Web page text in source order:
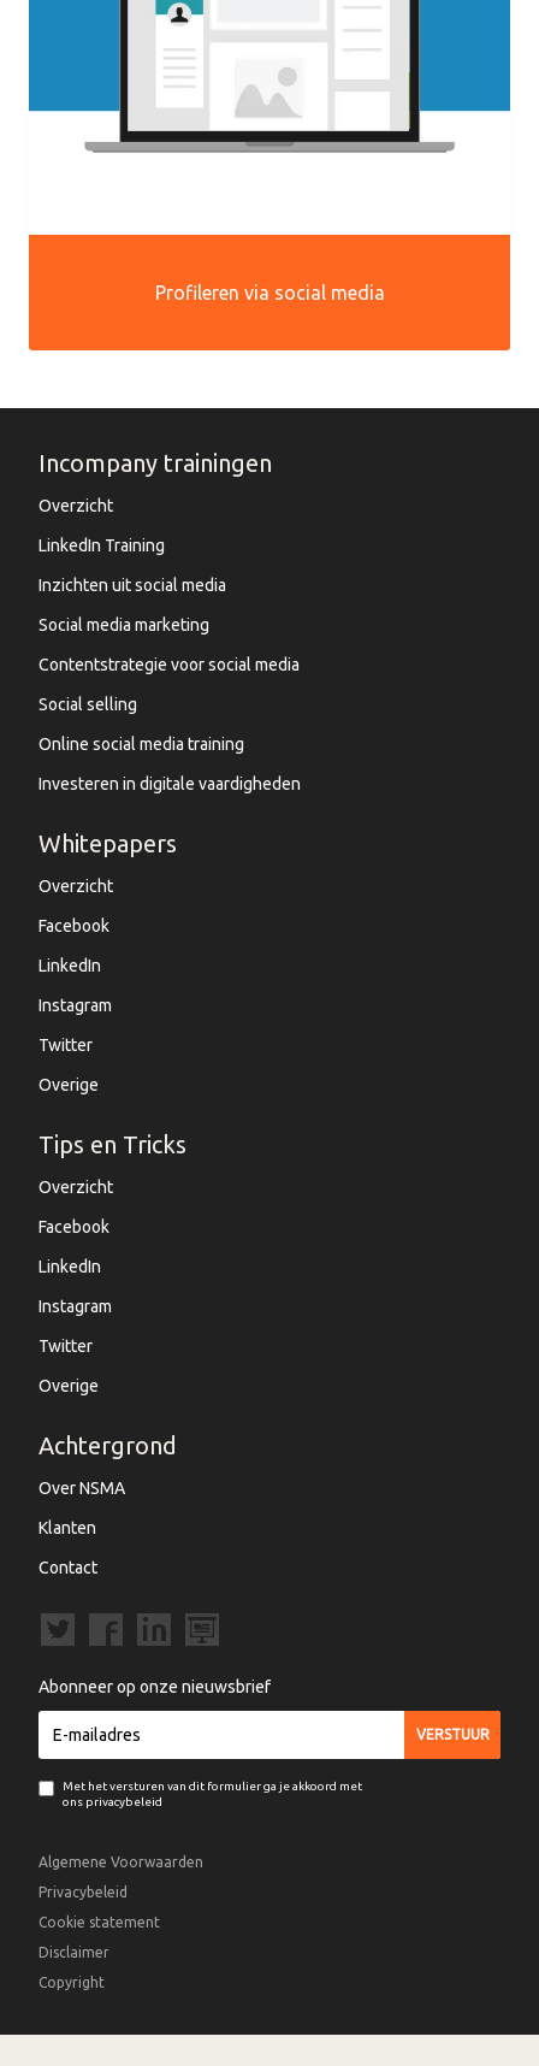
Profileren via social media
Incompany trainingen
Overzicht
LinkedIn Training
Inzichten uit social media
Social media marketing
Contentstrategie voor social media
Social selling
Online social media training
Investeren in digitale vaardigheden
Whitepapers
Overzicht
Facebook
LinkedIn
Instagram
Twitter
Overige
Tips en Tricks
Overzicht
Facebook
LinkedIn
Instagram
Twitter
Overige
Achtergrond
Over NSMA
Klanten
Contact
Abonneer op onze nieuwsbrief
Met het versturen van dit formulier ga je akkoord met
ons privacybeleid
Algemene Voorwaarden
Privacybeleid
Cookie statement
Disclaimer
Copyright